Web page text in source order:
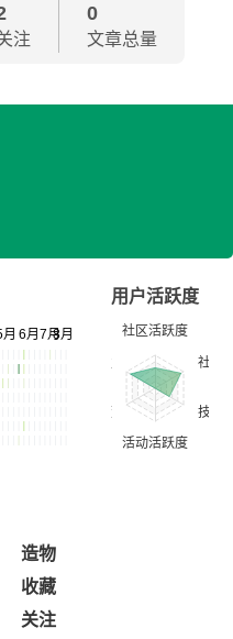
注
0
文章总量
用户活跃度
造物
收藏
关注